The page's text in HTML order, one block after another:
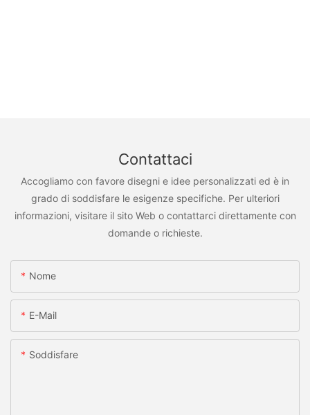
Contattaci
Accogliamo con favore disegni e idee personalizzati ed è in
grado di soddisfare le esigenze specifiche. Per ulteriori
informazioni, visitare il sito Web o contattarci direttamente con
domande o richieste.
Nome
E-Mail
Soddisfare